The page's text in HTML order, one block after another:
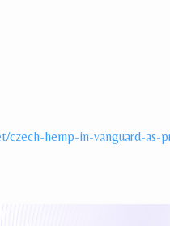
czech-hemp-in-vanguard-